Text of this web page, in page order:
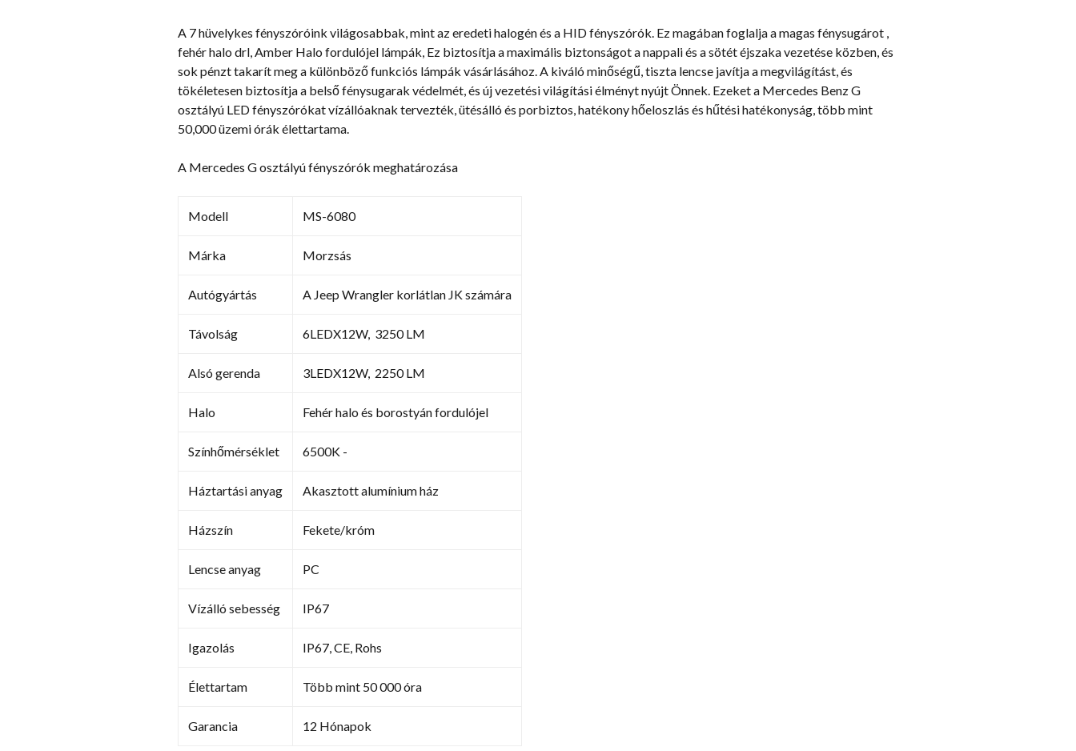
mennyiség
A 7 hüvelykes fényszóróink világosabbak, mint az eredeti halogén és a HID fényszórók. Ez magában foglalja a magas fénysugárot ,
fehér halo drl, Amber Halo fordulójel lámpák, Ez biztosítja a maximális biztonságot a nappali és a sötét éjszaka vezetése közben, és
sok pénzt takarít meg a különböző funkciós lámpák vásárlásához. A kiváló minőségű, tiszta lencse javítja a megvilágítást, és
tökéletesen biztosítja a belső fénysugarak védelmét, és új vezetési világítási élményt nyújt Önnek. Ezeket a Mercedes Benz G
osztályú LED fényszórókat vízállóaknak tervezték, ütésálló és porbiztos, hatékony hőeloszlás és hűtési hatékonyság, több mint
50,000 üzemi órák élettartama.
A Mercedes G osztályú fényszórók meghatározása
Modell MS-6080
Márka Morzsás
Autógyártás A Jeep Wrangler korlátlan JK számára
Távolság 6LEDX12W, 3250 LM
Alsó gerenda 3LEDX12W, 2250 LM
Halo Fehér halo és borostyán fordulójel
Színhőmérséklet 6500K -
Háztartási anyag Akasztott alumínium ház
Házszín Fekete/króm
Lencse anyag PC
Vízálló sebesség IP67
Igazolás IP67, CE, Rohs
Élettartam Több mint 50 000 óra
Garancia 12 Hónapok